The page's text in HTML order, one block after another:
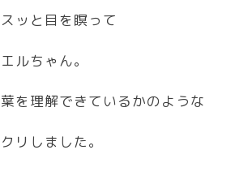
ッと目を瞑って
ルちゃん。
を理解できているかのような
リしました。